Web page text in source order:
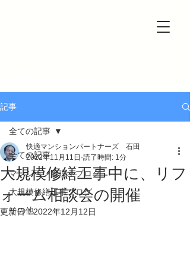
記事
全ての記事
マンション管理士ブログ
大規模修繕工事ブログ
その他
全ての記事
大規模修繕工事中に、リフ
ォーム相談会の開催
快適マンションパートナーズ 石田
2022年11月11日 読了時間: 1分
更新日：2022年12月12日